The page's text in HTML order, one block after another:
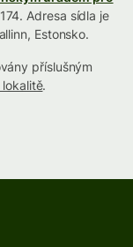
Adresa sídla je
Estonsko.
příslušným
.